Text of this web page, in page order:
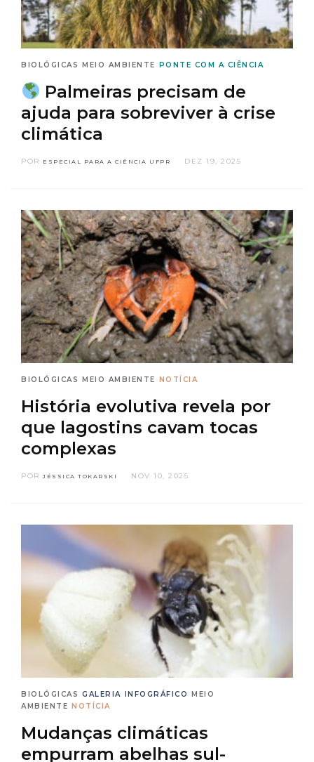
BIOLÓGICAS MEIO AMBIENTE PONTE COM A CIÊNCIA
Palmeiras precisam de
ajuda para sobreviver à crise
climática
POR ESPECIAL PARA A CIÊNCIA UFPR DEZ 19, 2025
BIOLÓGICAS MEIO AMBIENTE NOTÍCIA
História evolutiva revela por
que lagostins cavam tocas
complexas
PORJÉSSICA TOKARSKI NOV 10, 2025
BIOLÓGICAS GALERIA INFOGRÁFICO
MEIO
AMBIENTE
NOTÍCIA
Mudanças climáticas
empurram abelhas sul-